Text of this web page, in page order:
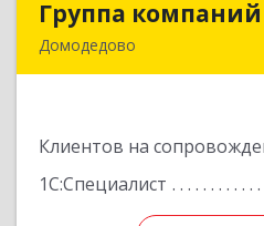
Группа
Домодедово
Клиентов на
1С:Специалист
Группа